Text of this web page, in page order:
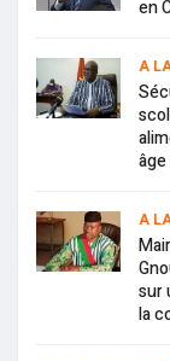
en
A
A
sur
la